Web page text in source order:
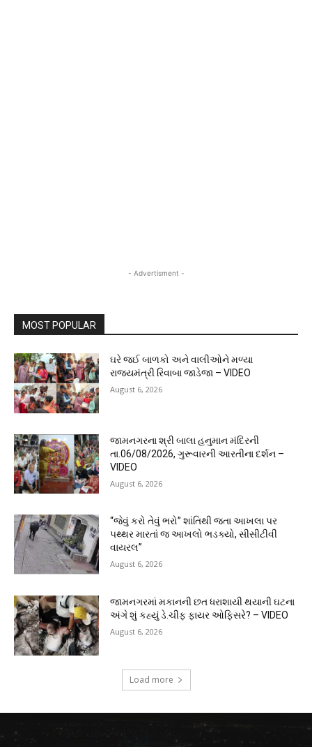
- Advertisment -
MOST POPULAR
ઘરે જઈ બાળકો અને વાલીઓને મળ્યા
રાજ્યમંત્રી રિવાબા જાડેજા – VIDEO
August 6, 2026
જામનગરના શ્રી બાલા હનુમાન મંદિરની
તા.06/08/2026, ગુરૂવારની આરતીના દર્શન –
VIDEO
August 6, 2026
“જેવું કરો તેવું ભરો” શાંતિથી જતા આખલા પર
પથ્થર મારતાં જ આખલો ભડક્યો, સીસીટીવી
વાયરલ”
August 6, 2026
જામનગરમાં મકાનની છત ધરાશાયી થયાની ઘટના
અંગે શું કહ્યું ડે.ચીફ ફાયર ઓફિસરે? – VIDEO
August 6, 2026
Load more